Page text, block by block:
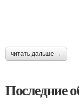
читать дальше →
Последние